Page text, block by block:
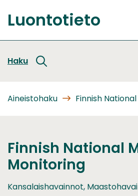
sisältöön
Etusivu
Luontotieto
Haku
Aineistohaku Finnish
Finnish National
Monitoring
Kansalaishavainnot,